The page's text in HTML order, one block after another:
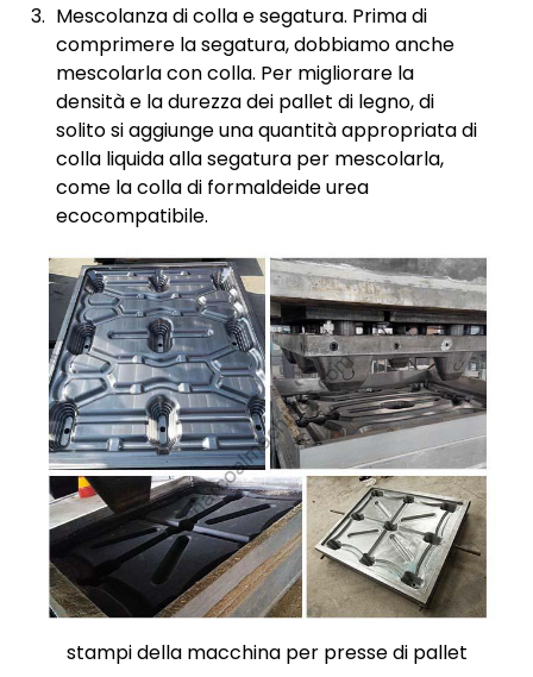
Mescolanza di colla e segatura. Prima di
comprimere la segatura, dobbiamo anche
mescolarla con colla. Per migliorare la
densità e la durezza dei pallet di legno, di
solito si aggiunge una quantità appropriata di
colla liquida alla segatura per mescolarla,
come la colla di formaldeide urea
ecocompatibile.
stampi della macchina per presse di pallet